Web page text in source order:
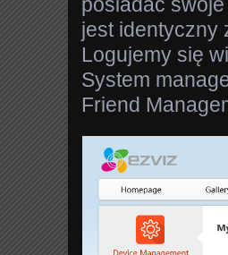
jest identyczny
Logujemy się
System
Friend